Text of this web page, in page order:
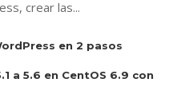
crear las...
en 2 pasos
a 5.6 en CentOS 6.9 con